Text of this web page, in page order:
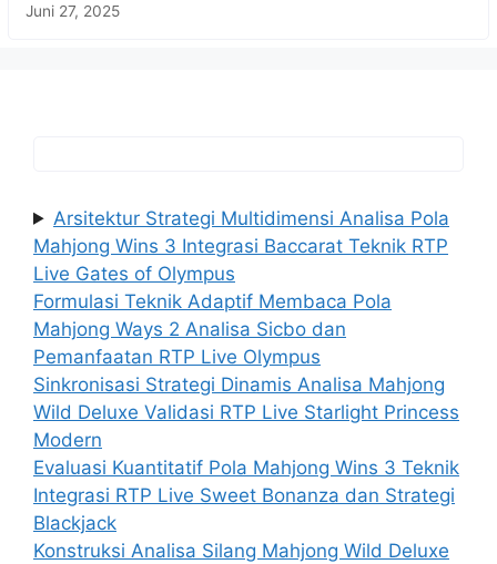
Juni 27, 2025
Arsitektur Strategi Multidimensi Analisa Pola
Mahjong Wins 3 Integrasi Baccarat Teknik RTP
Live Gates of Olympus
Formulasi Teknik Adaptif Membaca Pola
Mahjong Ways 2 Analisa Sicbo dan
Pemanfaatan RTP Live Olympus
Sinkronisasi Strategi Dinamis Analisa Mahjong
Wild Deluxe Validasi RTP Live Starlight Princess
Modern
Evaluasi Kuantitatif Pola Mahjong Wins 3 Teknik
Integrasi RTP Live Sweet Bonanza dan Strategi
Blackjack
Konstruksi Analisa Silang Mahjong Wild Deluxe